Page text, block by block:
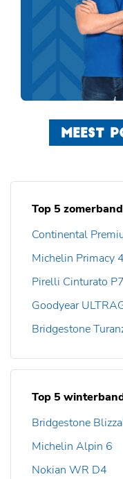
MEEST
Top 5
Continental
Michelin Primacy 4
Pirelli Cinturato P7
Goodyear
Bridgestone
Top 5
Bridgestone
Michelin Alpin 6
Nokian WR D4